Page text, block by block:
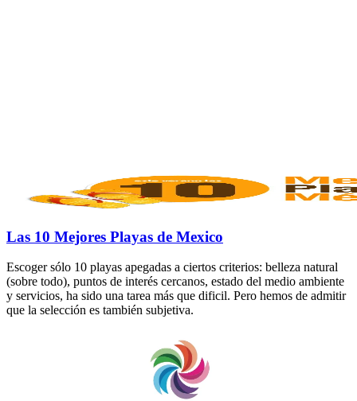
Las 10 Mejores Playas de Mexico
Escoger sólo 10 playas apegadas a ciertos criterios: belleza natural
(sobre todo), puntos de interés cercanos, estado del medio ambiente
y servicios, ha sido una tarea más que dificil. Pero hemos de admitir
que la selección es también subjetiva.